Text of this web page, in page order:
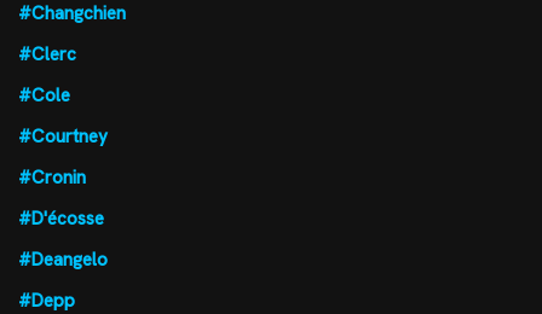
#Changchien
#Clerc
#Cole
#Courtney
#Cronin
#D'écosse
#Deangelo
#Depp